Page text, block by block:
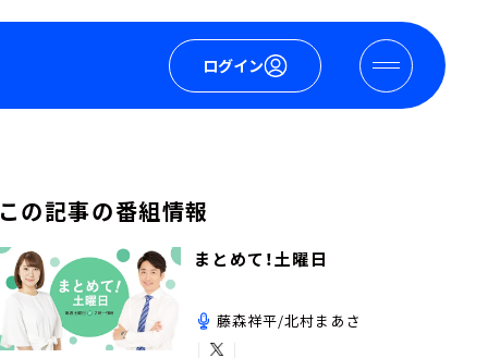
ログイン
この記事の番組情報
まとめて！土曜日
藤森祥平/北村まあさ